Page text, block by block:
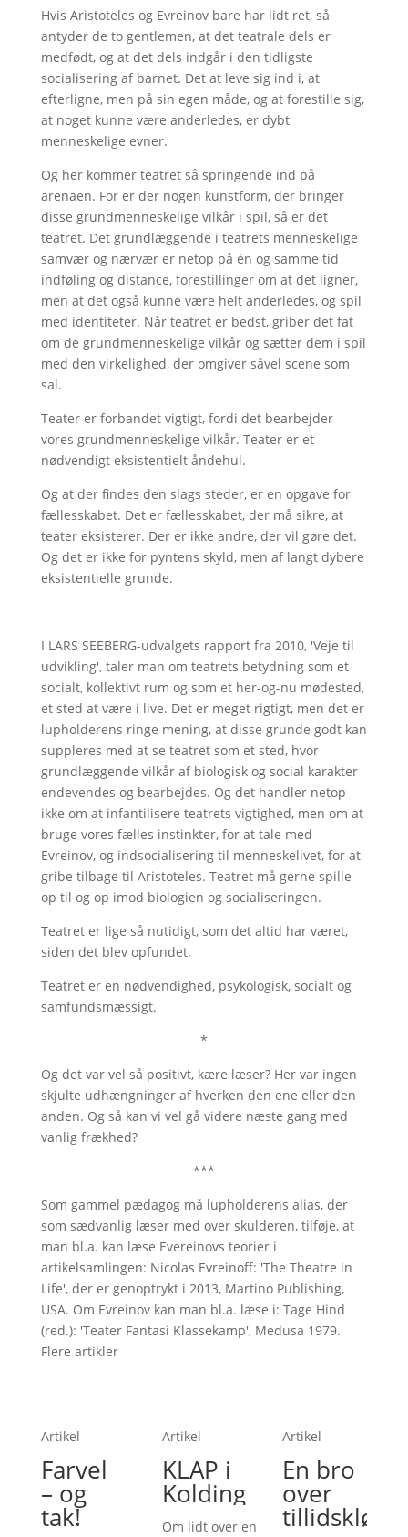
Hvis Aristoteles og Evreinov bare har lidt ret, så
antyder de to gentlemen, at det teatrale dels er
medfødt, og at det dels indgår i den tidligste
socialisering af barnet. Det at leve sig ind i, at
efterligne, men på sin egen måde, og at forestille sig,
at noget kunne være anderledes, er dybt
menneskelige evner.
Og her kommer teatret så springende ind på
arenaen. For er der nogen kunstform, der bringer
disse grundmenneskelige vilkår i spil, så er det
teatret. Det grundlæggende i teatrets menneskelige
samvær og nærvær er netop på én og samme tid
indføling og distance, forestillinger om at det ligner,
men at det også kunne være helt anderledes, og spil
med identiteter. Når teatret er bedst, griber det fat
om de grundmenneskelige vilkår og sætter dem i spil
med den virkelighed, der omgiver såvel scene som
sal.
Teater er forbandet vigtigt, fordi det bearbejder
vores grundmenneskelige vilkår. Teater er et
nødvendigt eksistentielt åndehul.
Og at der findes den slags steder, er en opgave for
fællesskabet. Det er fællesskabet, der må sikre, at
teater eksisterer. Der er ikke andre, der vil gøre det.
Og det er ikke for pyntens skyld, men af langt dybere
eksistentielle grunde.
I LARS SEEBERG-udvalgets rapport fra 2010, 'Veje til
udvikling', taler man om teatrets betydning som et
socialt, kollektivt rum og som et her-og-nu mødested,
et sted at være i live. Det er meget rigtigt, men det er
lupholderens ringe mening, at disse grunde godt kan
suppleres med at se teatret som et sted, hvor
grundlæggende vilkår af biologisk og social karakter
endevendes og bearbejdes. Og det handler netop
ikke om at infantilisere teatrets vigtighed, men om at
bruge vores fælles instinkter, for at tale med
Evreinov, og indsocialisering til menneskelivet, for at
gribe tilbage til Aristoteles. Teatret må gerne spille
op til og op imod biologien og socialiseringen.
Teatret er lige så nutidigt, som det altid har været,
siden det blev opfundet.
Teatret er en nødvendighed, psykologisk, socialt og
samfundsmæssigt.
*
Og det var vel så positivt, kære læser? Her var ingen
skjulte udhængninger af hverken den ene eller den
anden. Og så kan vi vel gå videre næste gang med
vanlig frækhed?
***
Som gammel pædagog må lupholderens alias, der
som sædvanlig læser med over skulderen, tilføje, at
man bl.a. kan læse Evereinovs teorier i
artikelsamlingen: Nicolas Evreinoff: 'The Theatre in
Life', der er genoptrykt i 2013, Martino Publishing,
USA. Om Evreinov kan man bl.a. læse i: Tage Hind
(red.): 'Teater Fantasi Klassekamp', Medusa 1979.
Flere artikler
Artikel
Farvel
– og
tak!
Artikel
KLAP i
Kolding
Om lidt over en
Artikel
En bro
over